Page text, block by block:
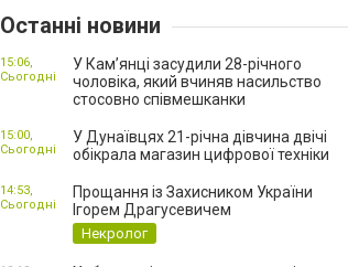
Останні новини
У Камʼянці засудили 28-річного
чоловіка, який вчиняв насильство
стосовно співмешканки
15:06,
Сьогодні
У Дунаївцях 21-річна дівчина двічі
обікрала магазин цифрової техніки
15:00,
Сьогодні
Прощання із Захисником України
Ігорем Драгусевичем
Некролог
14:53,
Сьогодні